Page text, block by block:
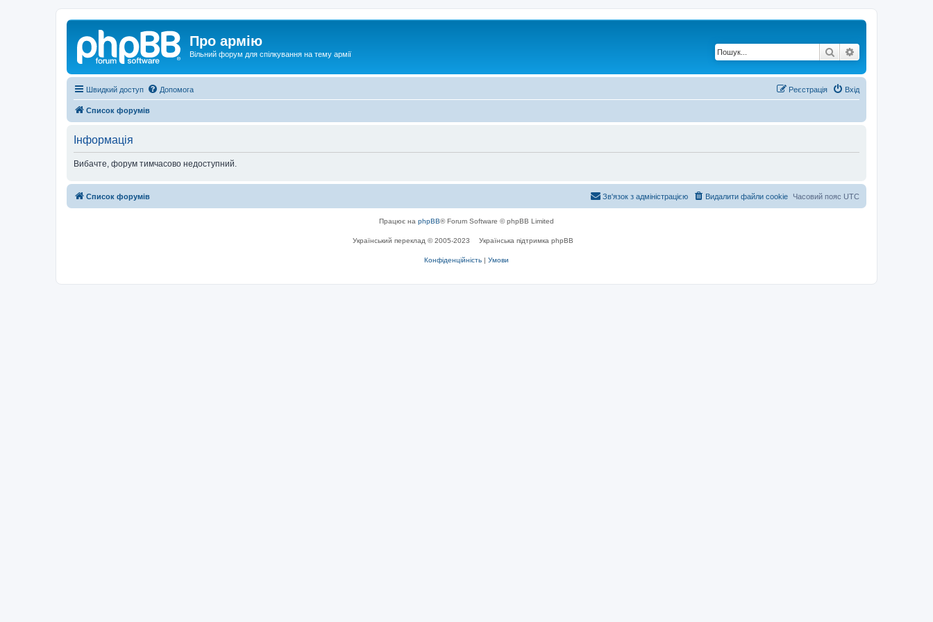
Про армію
Вільний форум для спілкування на тему армії Пошук
Швидкий доступ Допомога Вхід
Реєстрація
Список форумів
Інформація
Вибачте, форум тимчасово недоступний.
Список форумів Часовий пояс UTC
Видалити файли cookie
Зв'язок з адміністрацією
Працює на phpBB® Forum Software © phpBB Limited
Український переклад © 2005-2023 Українська підтримка phpBB
Конфіденційність | Умови